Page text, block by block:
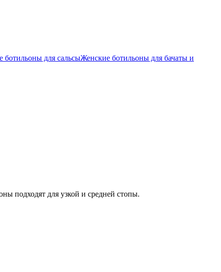
ботильоны для сальсыЖенские ботильоны для бачаты и
подходят для узкой и средней стопы.